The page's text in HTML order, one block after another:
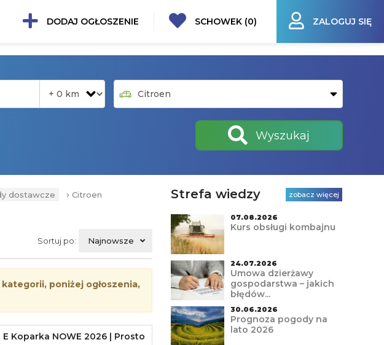
DODAJ OGŁOSZENIE SCHOWEK (0) ZALOGUJ SIĘ
Wyszukaj
dostawcze › Citroen
Sortuj po: Najnowsze
poniżej ogłoszenia,
Koparka NOWE 2026 | Prosto
Strefa wiedzy zobacz więcej
07.08.2026
Kurs obsługi kombajnu
24.07.2026
Umowa dzierżawy
gospodarstwa – jakich
błędów...
30.06.2026
Prognoza pogody na
lato 2026